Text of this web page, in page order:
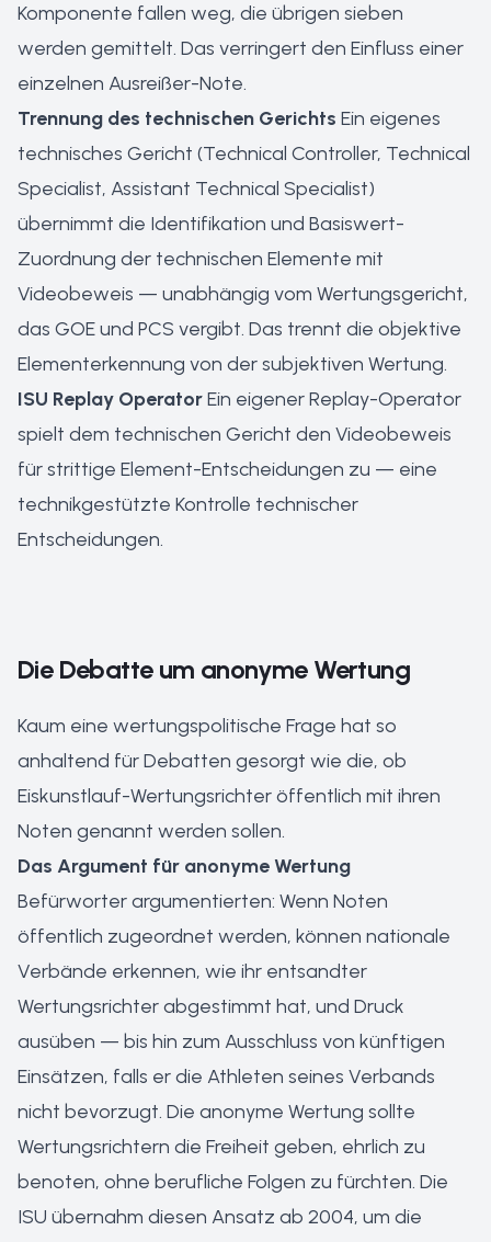
Komponente fallen weg, die übrigen sieben
werden gemittelt. Das verringert den Einfluss einer
einzelnen Ausreißer-Note.
Trennung des technischen Gerichts Ein eigenes
technisches Gericht (Technical Controller, Technical
Specialist, Assistant Technical Specialist)
übernimmt die Identifikation und Basiswert-
Zuordnung der technischen Elemente mit
Videobeweis — unabhängig vom Wertungsgericht,
das GOE und PCS vergibt. Das trennt die objektive
Elementerkennung von der subjektiven Wertung.
ISU Replay OperatorEin eigener Replay-Operator
spielt dem technischen Gericht den Videobeweis
für strittige Element-Entscheidungen zu — eine
technikgestützte Kontrolle technischer
Entscheidungen.
Die Debatte um anonyme Wertung
Kaum eine wertungspolitische Frage hat so
anhaltend für Debatten gesorgt wie die, ob
Eiskunstlauf-Wertungsrichter öffentlich mit ihren
Noten genannt werden sollen.
Das Argument für anonyme Wertung
Befürworter argumentierten: Wenn Noten
öffentlich zugeordnet werden, können nationale
Verbände erkennen, wie ihr entsandter
Wertungsrichter abgestimmt hat, und Druck
ausüben — bis hin zum Ausschluss von künftigen
Einsätzen, falls er die Athleten seines Verbands
nicht bevorzugt. Die anonyme Wertung sollte
Wertungsrichtern die Freiheit geben, ehrlich zu
benoten, ohne berufliche Folgen zu fürchten. Die
ISU übernahm diesen Ansatz ab 2004, um die